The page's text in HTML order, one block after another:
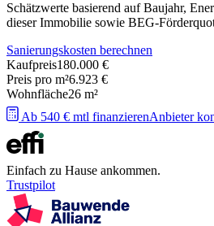
Schätzwerte basierend auf Baujahr,
dieser Immobilie sowie BEG-
Sanierungskosten berechnen
Kaufpreis180.000 €
Preis pro m²6.923 €
Wohnfläche26 m²
Ab 540 € mtl finanzierenAnbieter
Einfach zu Hause ankommen.
Trustpilot